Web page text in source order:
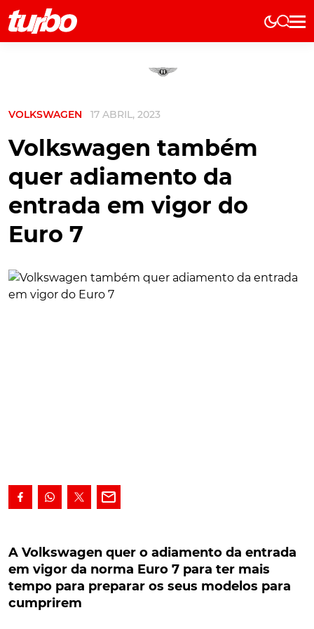
Elétricos
Testes
Marcas
Elétricos
Técnica
Testes
VOLKSWAGEN 17 ABRIL, 2023
Volkswagen também
quer adiamento da
entrada em vigor do
Euro 7
vigor da norma Euro 7 para ter mais tempo
para preparar os seus modelos para cumprirem
A Volkswagen quer o adiamento da entrada em
vigor da norma Euro 7 para ter mais tempo para
A Volkswagen quer o adiamento da entrada
em vigor da norma Euro 7 para ter mais
tempo para preparar os seus modelos para
cumprirem